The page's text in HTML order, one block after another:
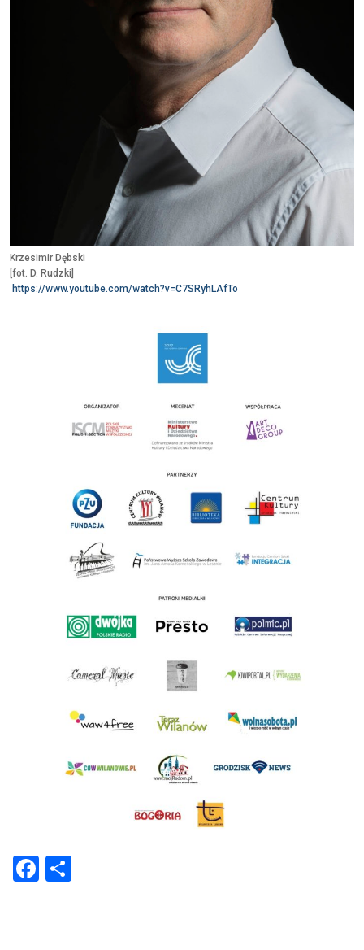
Krzesimir Dębski
[fot. D. Rudzki]
https://www.youtube.com/watch?v=C7SRyhLAfTo
Facebook